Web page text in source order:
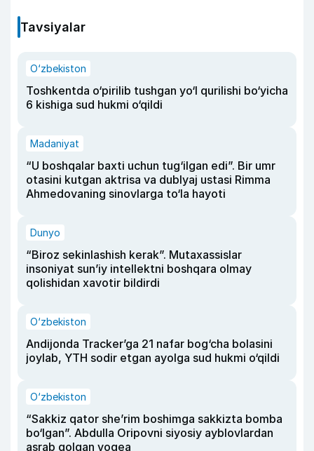
Tavsiyalar
O‘zbekiston
Toshkentda o‘pirilib tushgan yo‘l qurilishi bo‘yicha
6 kishiga sud hukmi o‘qildi
Madaniyat
“U boshqalar baxti uchun tug‘ilgan edi”. Bir umr
otasini kutgan aktrisa va dublyaj ustasi Rimma
Ahmedovaning sinovlarga to‘la hayoti
Dunyo
“Biroz sekinlashish kerak”. Mutaxassislar
insoniyat sun’iy intellektni boshqara olmay
qolishidan xavotir bildirdi
O‘zbekiston
Andijonda Tracker’ga 21 nafar bog‘cha bolasini
joylab, YTH sodir etgan ayolga sud hukmi o‘qildi
O‘zbekiston
“Sakkiz qator she’rim boshimga sakkizta bomba
bo‘lgan”. Abdulla Oripovni siyosiy ayblovlardan
asrab qolgan voqea